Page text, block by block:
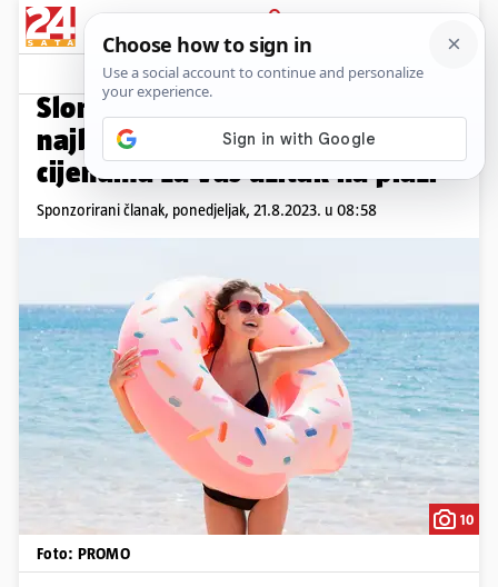
PRIJAVA
Promo sadržaj
Slonko proizvodi za more -
najbolja kvaliteta po izvrsnim
cijenama za vaš užitak na plaži
Sponzorirani članak, ponedjeljak, 21.8.2023. u 08:58
10
Foto: PROMO